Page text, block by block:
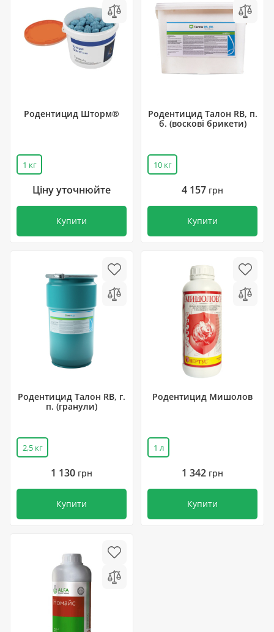
Родентицид Шторм®
1 кг
Ціну уточнюйте
Купити
Родентицид Талон RB, п.
б. (воскові брикети)
10 кг
4 157 грн
Купити
Родентицид Талон RB, г.
п. (гранули)
2,5 кг
1 130 грн
Купити
Родентицид Мишолов
1 л
1 342 грн
Купити